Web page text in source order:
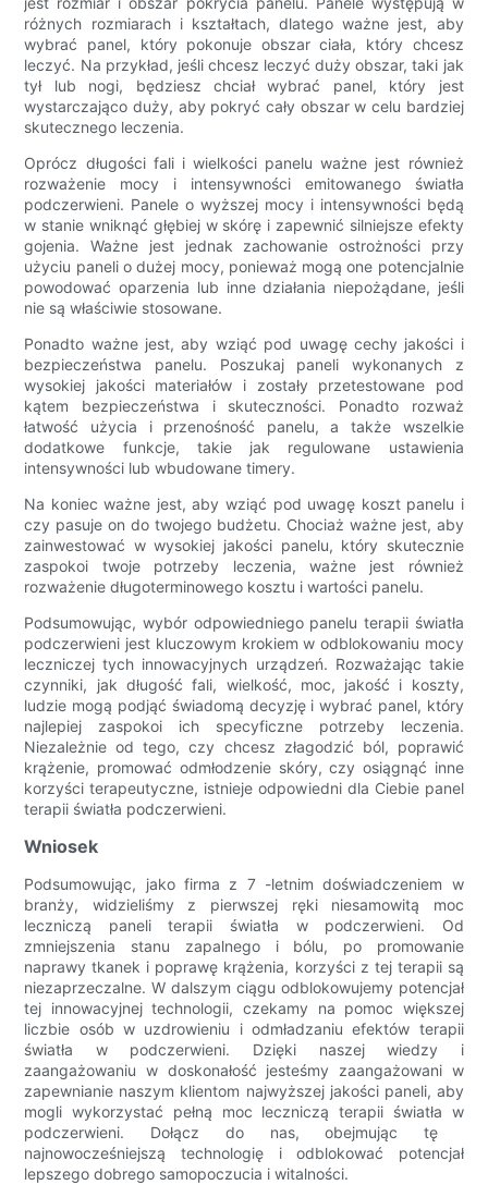
różnych rozmiarach i kształtach, dlatego ważne jest, aby
wybrać panel, który pokonuje obszar ciała, który chcesz
leczyć. Na przykład, jeśli chcesz leczyć duży obszar, taki jak
tył lub nogi, będziesz chciał wybrać panel, który jest
wystarczająco duży, aby pokryć cały obszar w celu bardziej
skutecznego leczenia.
Oprócz długości fali i wielkości panelu ważne jest również
rozważenie mocy i intensywności emitowanego światła
podczerwieni. Panele o wyższej mocy i intensywności będą
w stanie wniknąć głębiej w skórę i zapewnić silniejsze efekty
gojenia. Ważne jest jednak zachowanie ostrożności przy
użyciu paneli o dużej mocy, ponieważ mogą one potencjalnie
powodować oparzenia lub inne działania niepożądane, jeśli
nie są właściwie stosowane.
Ponadto ważne jest, aby wziąć pod uwagę cechy jakości i
bezpieczeństwa panelu. Poszukaj paneli wykonanych z
wysokiej jakości materiałów i zostały przetestowane pod
kątem bezpieczeństwa i skuteczności. Ponadto rozważ
łatwość użycia i przenośność panelu, a także wszelkie
dodatkowe funkcje, takie jak regulowane ustawienia
intensywności lub wbudowane timery.
Na koniec ważne jest, aby wziąć pod uwagę koszt panelu i
czy pasuje on do twojego budżetu. Chociaż ważne jest, aby
zainwestować w wysokiej jakości panelu, który skutecznie
zaspokoi twoje potrzeby leczenia, ważne jest również
rozważenie długoterminowego kosztu i wartości panelu.
Podsumowując, wybór odpowiedniego panelu terapii światła
podczerwieni jest kluczowym krokiem w odblokowaniu mocy
leczniczej tych innowacyjnych urządzeń. Rozważając takie
czynniki, jak długość fali, wielkość, moc, jakość i koszty,
ludzie mogą podjąć świadomą decyzję i wybrać panel, który
najlepiej zaspokoi ich specyficzne potrzeby leczenia.
Niezależnie od tego, czy chcesz złagodzić ból, poprawić
krążenie, promować odmłodzenie skóry, czy osiągnąć inne
korzyści terapeutyczne, istnieje odpowiedni dla Ciebie panel
terapii światła podczerwieni.
Wniosek
Podsumowując, jako firma z 7 -letnim doświadczeniem w
branży, widzieliśmy z pierwszej ręki niesamowitą moc
leczniczą paneli terapii światła w podczerwieni. Od
zmniejszenia stanu zapalnego i bólu, po promowanie
naprawy tkanek i poprawę krążenia, korzyści z tej terapii są
niezaprzeczalne. W dalszym ciągu odblokowujemy potencjał
tej innowacyjnej technologii, czekamy na pomoc większej
liczbie osób w uzdrowieniu i odmładzaniu efektów terapii
światła w podczerwieni. Dzięki naszej wiedzy i
zaangażowaniu w doskonałość jesteśmy zaangażowani w
zapewnianie naszym klientom najwyższej jakości paneli, aby
mogli wykorzystać pełną moc leczniczą terapii światła w
podczerwieni. Dołącz do nas, obejmując tę ​​
najnowocześniejszą technologię i odblokować potencjał
lepszego dobrego samopoczucia i witalności.